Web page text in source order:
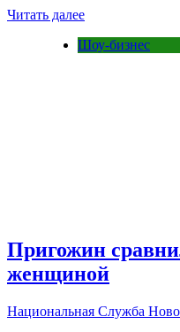
Читать далее
Шоу-бизнес
Пригожин
женщиной
Национальная Служба